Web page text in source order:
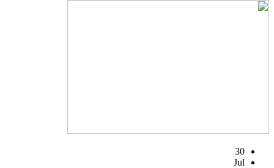
30
Jul